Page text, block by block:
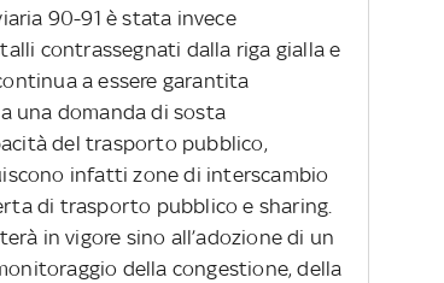
90-91 è stata invece
contrassegnati dalla riga gialla e
a essere garantita
una domanda di sosta
del trasporto pubblico,
infatti zone di interscambio
di trasporto pubblico e sharing.
in vigore sino all’adozione di un
della congestione, della